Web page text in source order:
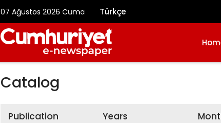
07 Ağustos 2026 Cuma Türkçe
Catalog
Publication Years